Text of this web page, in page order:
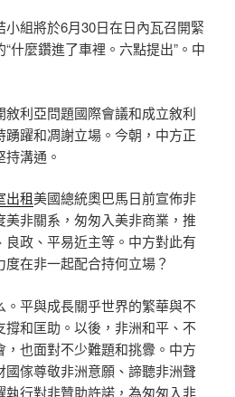
組將於6月30日在日內瓦召開緊
什麼鑽進了車裡。六點提出”。中
利亞問題國際會議和成立敘利
躍和凋謝立場。今朝，中方正
溝通。
出租美國總統奧巴馬日前宣佈非
非關系，匆匆入美非商業，推
政、平易近主等。中方對此有
在非一起配合持何立場？
平與成長關乎世界的繁華與不
撐和匡助。以後，非洲和平、不
也面對不少難題和挑釁。中方
傢尊敬非洲意願、諦聽非洲聲
行對非贊助許諾，為匆匆入非